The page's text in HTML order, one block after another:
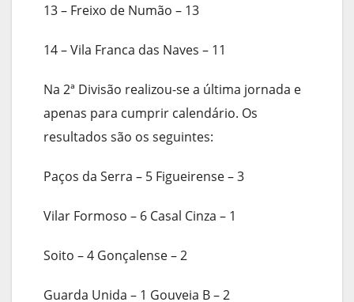
13 – Freixo de Numão – 13
14 – Vila Franca das Naves – 11
Na 2ª Divisão realizou-se a última jornada e
apenas para cumprir calendário. Os
resultados são os seguintes:
Paços da Serra – 5 Figueirense – 3
Vilar Formoso – 6 Casal Cinza – 1
Soito – 4 Gonçalense – 2
Guarda Unida – 1 Gouveia B – 2